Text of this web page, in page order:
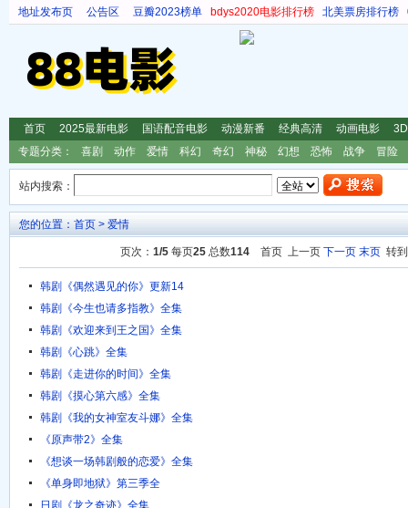
地址发布页 公告区 豆瓣2023榜单 bdys2020电影排行榜 北美票房排行榜
首页 2025最新电影 国语配音电影 动漫新番 经典高清 动画电影
专题分类：
喜剧 动作 爱情 科幻 奇幻 神秘 幻想 恐怖 战争 冒险
站内搜索：
您的位置： 首页 > 爱情
页次： 1/5每页25总数114首页 上一页 下一页 末页转
韩剧《偶然遇见的你》更新14
韩剧《今生也请多指教》全集
韩剧《欢迎来到王之国》全集
韩剧《心跳》全集
韩剧《走进你的时间》全集
韩剧《摸心第六感》全集
韩剧《我的女神室友斗娜》全集
《原声带2》全集
《想谈一场韩剧般的恋爱》全集
《单身即地狱》第三季全
日剧《龙之奇迹》全集